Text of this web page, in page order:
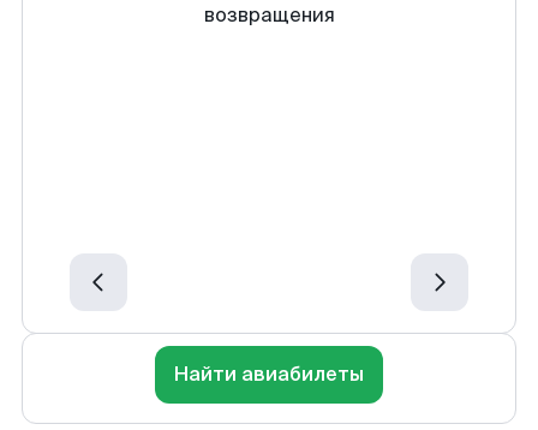
возвращения
Найти авиабилеты